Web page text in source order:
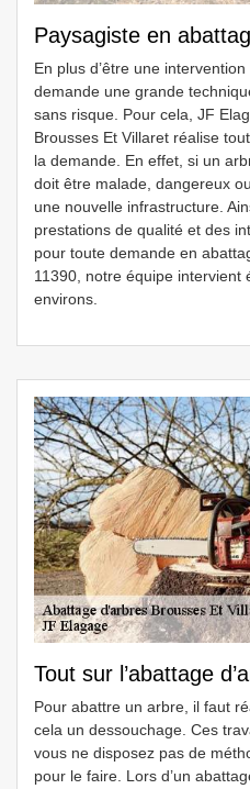
Paysagiste en
En plus d’être une
demande une grande
sans risque. Pour cela, JF
Brousses Et Villaret réalise
la demande. En effet, si un
doit être malade, dangereux
une nouvelle infrastructure.
prestations de qualité et des
pour toute demande en
11390, notre équipe intervient
environs.
Tout sur l’abattage
Pour abattre un arbre, il faut
cela un dessouchage. Ces
vous ne disposez pas de
pour le faire. Lors d’un